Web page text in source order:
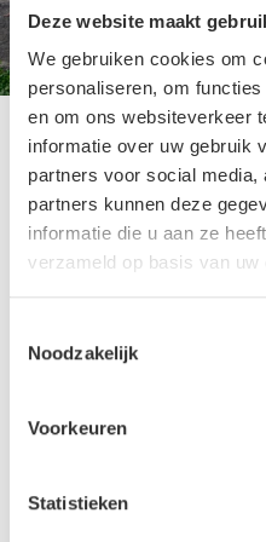
Deze website maakt
We gebruiken cookies om
personaliseren, om
en om ons websiteverkeer
informatie over uw gebruik
partners voor social
partners kunnen deze
informatie die u aan ze
verzameld op basis van uw
Noodzakelijk
Voorkeuren
Statistieken
Een kazerne van de toekomst,
Het Kwartier van de Toekomst
wordt geen traditionele kazerne
activiteiten combineert met
verankering in de stad.
Control Group, evenals
Dienst en de Marine. Op termijn
Om deze operationele
gevoelige activiteiten, en een
gebruik met burgers (sport,